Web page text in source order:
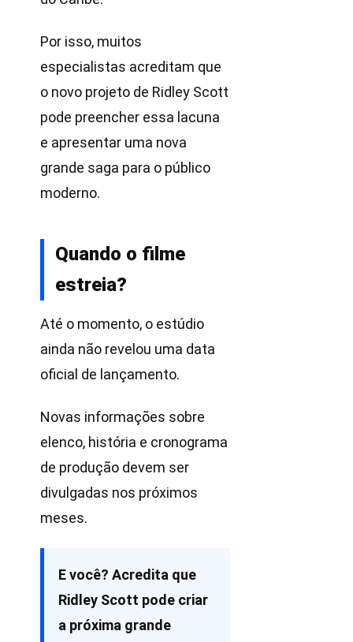
Por isso, muitos
especialistas acreditam que
o novo projeto de Ridley Scott
pode preencher essa lacuna
e apresentar uma nova
grande saga para o público
moderno.
Quando o filme
estreia?
Até o momento, o estúdio
ainda não revelou uma data
oficial de lançamento.
Novas informações sobre
elenco, história e cronograma
de produção devem ser
divulgadas nos próximos
meses.
E você? Acredita que
Ridley Scott pode criar
a próxima grande